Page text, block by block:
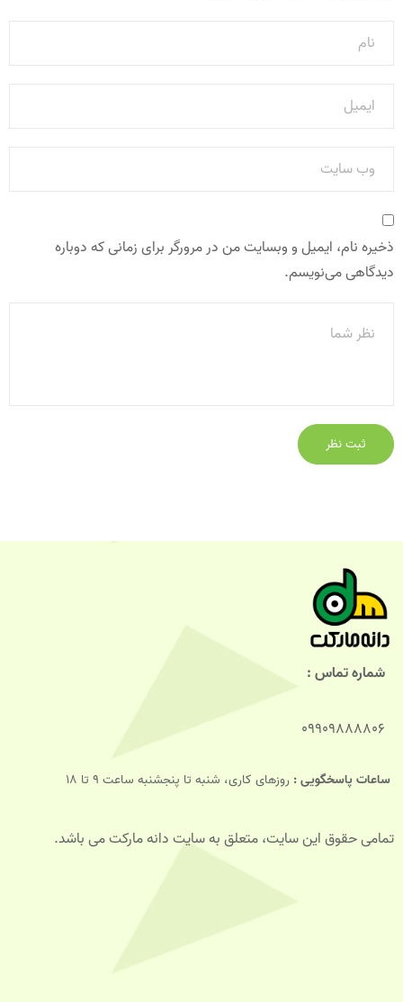
ذخیره نام، ایمیل و وبسایت من در مرورگر برای زمانی که دوباره
دیدگاهی می‌نویسم.
شماره تماس :
09909888806
ساعات پاسخگویی : روزهای کاری، شنبه تا پنجشنبه ساعت 9 تا 18
تمامی حقوق این سایت، متعلق به سایت دانه مارکت می باشد.